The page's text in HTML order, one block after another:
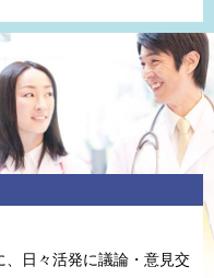
、⽇々活発に議論・意⾒交